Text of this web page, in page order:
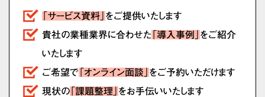
「サービス資料」 をご提供いたします
貴社の業種業界に合わせた 「導入事例」 をご紹介
いたします
ご希望で 「オンライン面談」 をご予約いただけます
現状の 「課題整理」 をお手伝いいたします